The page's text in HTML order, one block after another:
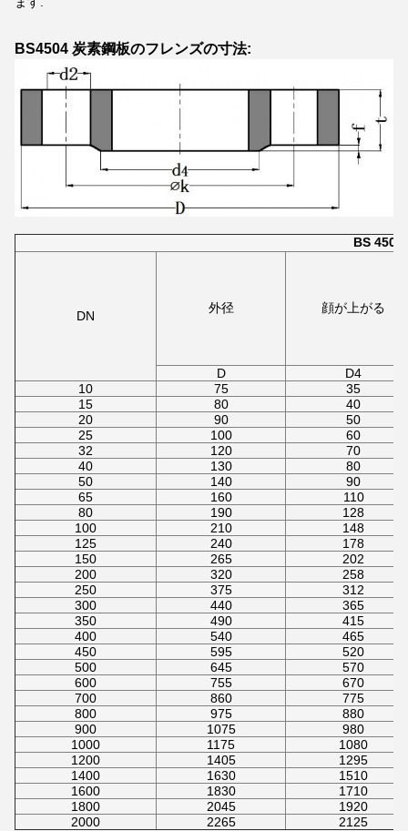
BS4504 炭素鋼板のフレンズの寸法:
BS 4504
DN
外径 顔が上がる
D
D4
10
75
35
15
80
40
20
90
50
25
100
60
32
120
70
40
130
80
50
140
90
65
160
110
80
190
128
100
210
148
125
240
178
150
265
202
200
320
258
250
375
312
300
440
365
350
490
415
400
540
465
450
595
520
500
645
570
600
755
670
700
860
775
800
975
880
900
1075
980
1000
1175
1080
1200
1405
1295
1400
1630
1510
1600
1830
1710
1800
2045
1920
2000
2265 2125